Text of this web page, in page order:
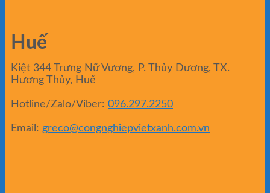
Huế
Kiệt 344 Trưng Nữ Vương, P. Thủy Dương, TX.
Hương Thủy, Huế
Hotline/Zalo/Viber: 096.297.2250
Email: greco@congnghiepvietxanh.com.vn